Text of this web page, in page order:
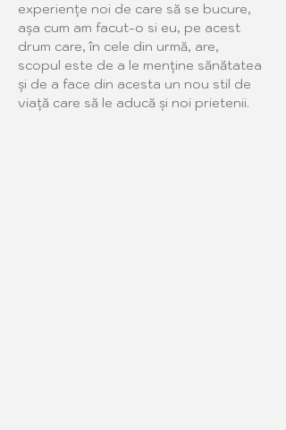
experiențe noi de care să se bucure,
așa cum am facut-o si eu, pe acest
drum care, în cele din urmă, are,
scopul este de a le menține sănătatea
și de a face din acesta un nou stil de
viață care să le aducă și noi prietenii.